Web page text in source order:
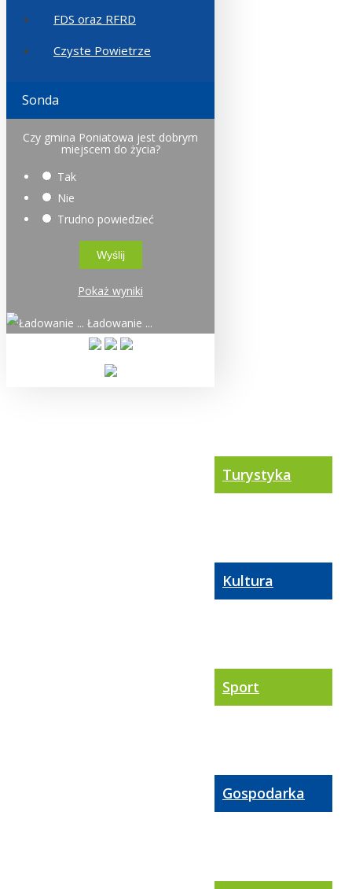
FDS oraz RFRD
Czyste Powietrze
Sonda
Czy gmina Poniatowa jest dobrym
miejscem do życia?
Tak
Nie
Trudno powiedzieć
Pokaż wyniki
Ładowanie ...
Turystyka
Kultura
Sport
Gospodarka